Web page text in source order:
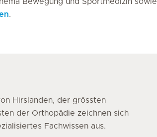
.
Hirslanden, der grössten
der Orthopädie zeichnen sich
Fachwissen aus.